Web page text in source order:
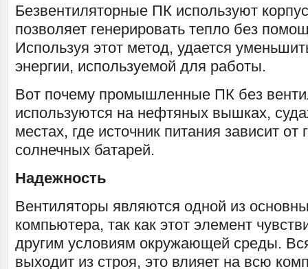
Безвентиляторные ПК используют
позволяет генерировать тепло без
Используя этот метод, удается
энергии, используемой для работы.
Вот почему промышленные ПК без
используются на нефтяных вышках,
местах, где источник питания зависит от
солнечных батарей.
Надежность
Вентиляторы являются одной из
компьютера, так как этот элемент
другим условиям окружающей среды.
выходит из строя, это влияет на всю